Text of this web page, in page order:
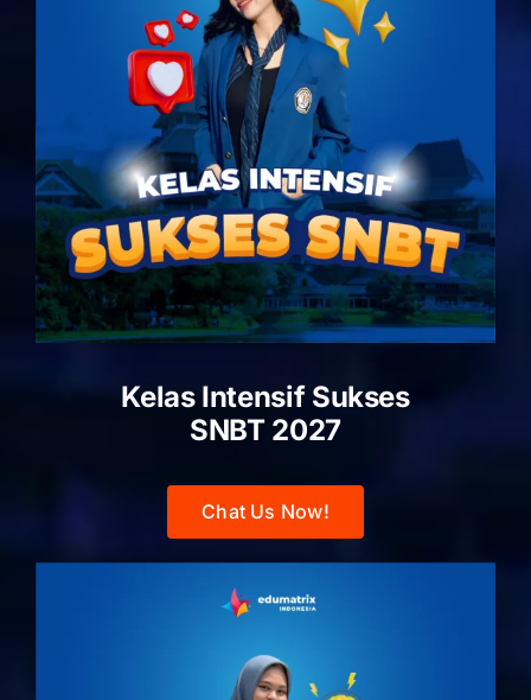
Kelas Intensif Sukses
SNBT 2027
Chat Us Now!